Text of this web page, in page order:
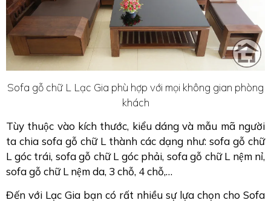
Sofa gỗ chữ L Lạc Gia phù hợp với mọi không gian phòng
khách
Tùy thuộc vào kích thước, kiểu dáng và mẫu mã người
ta chia sofa gỗ chữ L thành các dạng như: sofa gỗ chữ
L góc trái, sofa gỗ chữ L góc phải, sofa gỗ chữ L nệm nỉ,
sofa gỗ chữ L nệm da, 3 chỗ, 4 chỗ,…
Đến với Lạc Gia bạn có rất nhiều sự lựa chọn cho Sofa